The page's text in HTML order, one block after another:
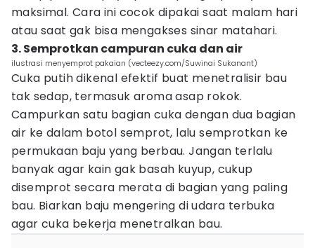
maksimal. Cara ini cocok dipakai saat malam hari
atau saat gak bisa mengakses sinar matahari.
3. Semprotkan campuran cuka dan air
ilustrasi menyemprot pakaian (vecteezy.com/Suwinai Sukanant)
Cuka putih dikenal efektif buat menetralisir bau
tak sedap, termasuk aroma asap rokok.
Campurkan satu bagian cuka dengan dua bagian
air ke dalam botol semprot, lalu semprotkan ke
permukaan baju yang berbau. Jangan terlalu
banyak agar kain gak basah kuyup, cukup
disemprot secara merata di bagian yang paling
bau. Biarkan baju mengering di udara terbuka
agar cuka bekerja menetralkan bau.